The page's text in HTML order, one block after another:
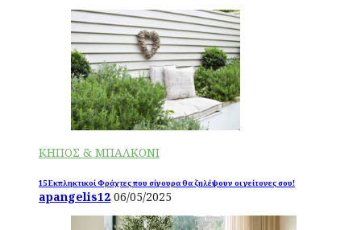
ΚΗΠΟΣ & ΜΠΑΛΚΟΝΙ
15 Εκπληκτικοί Φράχτες που σίγουρα θα ζηλέψουν οι γείτονες σου!
apangelis12 06/05/2025